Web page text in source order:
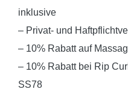
inklusive
– Privat- und
– 10% Rabatt auf
– 10% Rabatt bei Rip
SS78